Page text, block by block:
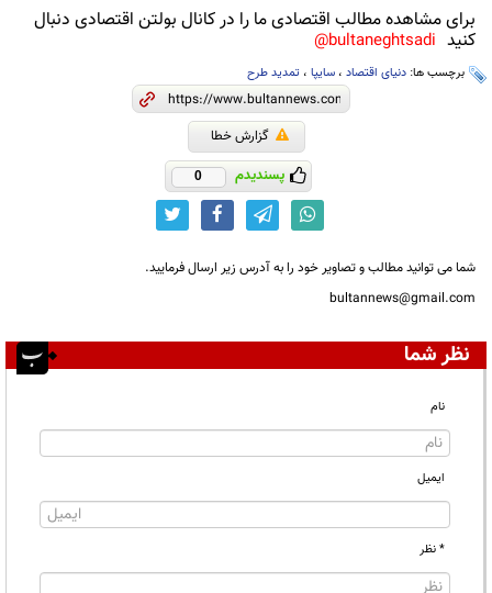
برای مشاهده مطالب اقتصادی ما را در کانال بولتن اقتصادی دنبال
کنید bultaneghtsadi@
برچسب ها: دنیای اقتصاد ، سایپا ، تمدید طرح
گزارش خطا
پسندیدم 0
شما می توانید مطالب و تصاویر خود را به آدرس زیر ارسال فرمایید.
bultannews@gmail.com
نظر شما
نام
ایمیل
* نظر